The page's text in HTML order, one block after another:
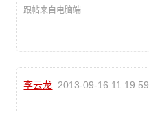
跟帖来自电脑端
李云龙 2013-09-16 11:19:59